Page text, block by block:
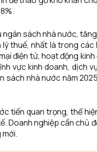
sách nhà nước,
thuế, nhất là trong
điện tử, hoạt động
vực kinh doanh, dịch
sách nhà nước năm
tiến quan trọng, thể
Doanh nghiệp cần chủ